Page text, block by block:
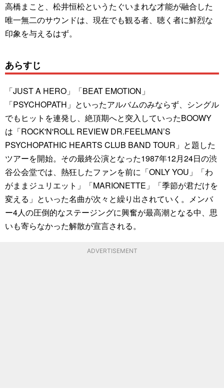
高橋まこと、松井恒松というたぐいまれな才能が融合した
唯一無二のサウンドは、現在でも観る者、聴く者に鮮烈な
印象を与えるはず。
あらすじ
「JUST A HERO」「BEAT EMOTION」
「PSYCHOPATH」といったアルバムのみならず、シングル
でもヒットを連発し、絶頂期へと突入していったBOOWY
は「ROCK'N'ROLL REVIEW DR.FEELMAN’S
PSYCHOPATHIC HEARTS CLUB BAND TOUR」と題した
ツアーを開始。その最終公演となった1987年12月24日の渋
谷公会堂では、熱狂したファンを前に「ONLY YOU」「わ
がままジュリエット」「MARIONETTE」「季節が君だけを
変える」といった名曲が次々と繰り出されていく。メンバ
ー4人の圧倒的なステージングに興奮が最高潮となる中、思
いも寄らなかった解散が宣言される。
ADVERTISEMENT